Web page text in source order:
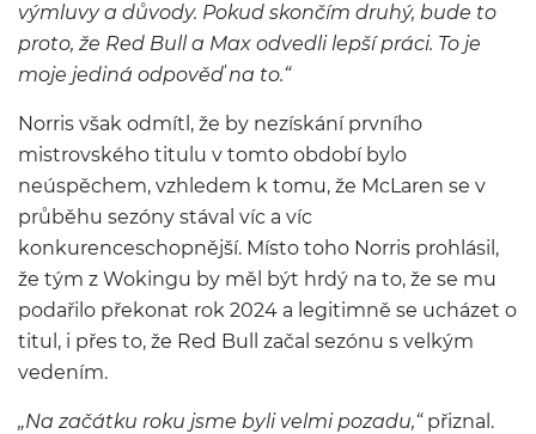
výmluvy a důvody. Pokud skončím druhý, bude to
proto, že Red Bull a Max odvedli lepší práci. To je
moje jediná odpověď na to.“
Norris však odmítl, že by nezískání prvního
mistrovského titulu v tomto období bylo
neúspěchem, vzhledem k tomu, že McLaren se v
průběhu sezóny stával víc a víc
konkurenceschopnější. Místo toho Norris prohlásil,
že tým z Wokingu by měl být hrdý na to, že se mu
podařilo překonat rok 2024 a legitimně se ucházet o
titul, i přes to, že Red Bull začal sezónu s velkým
vedením.
„Na začátku roku jsme byli velmi pozadu,“přiznal.